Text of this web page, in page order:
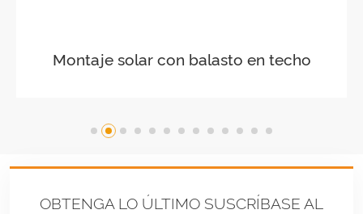
Paisaje de montaje en techo plano
OBTENGA LO ÚLTIMO SUSCRÍBASE AL